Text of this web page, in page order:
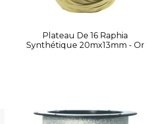
Plateau De 16 Raphia
Synthétique 20mx13mm - Or